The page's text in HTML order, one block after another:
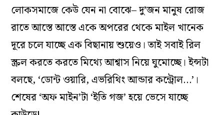
লোকসমাজে কেউ যেন না বোঝে– দু’জন মানুষ রোজ
রাতে আস্তে আস্তে একে অপরের থেকে মাইল খানেক
দূরে চলে যাচ্ছে এক বিছানায় শুয়েও। তাই সবাই রিল
স্ক্রল করতে কর‍তে মিথ্যে আশ্বাস নিয়ে ঘুমোচ্ছে। ইন্সটা
বলছে, ‘ডোন্ট ওয়ারি, এভরিথিং আন্ডার কন্ট্রোল…’।
শেষের ‘অফ মাইন’টা ‘ইতি গজ’ হয়ে ভেসে যাচ্ছে